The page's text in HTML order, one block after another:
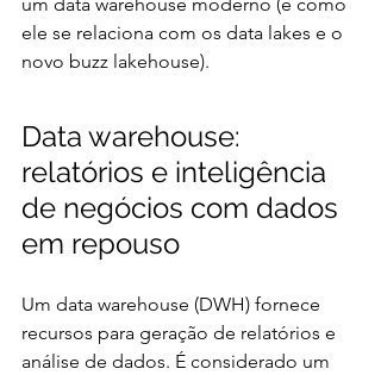
ele se relaciona com os data lakes e o
novo buzz lakehouse).
Data warehouse:
relatórios e inteligência
de negócios com dados
em repouso
Um data warehouse (DWH) fornece
recursos para geração de relatórios e
análise de dados. É considerado um